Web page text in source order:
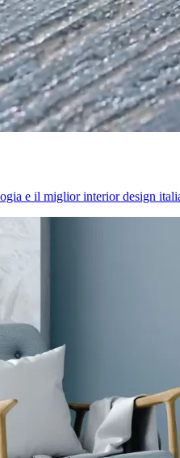
e il miglior interior design